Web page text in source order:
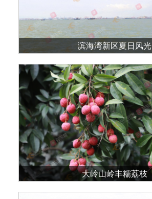
滨海湾新区夏日风光
大岭山岭丰糯荔枝